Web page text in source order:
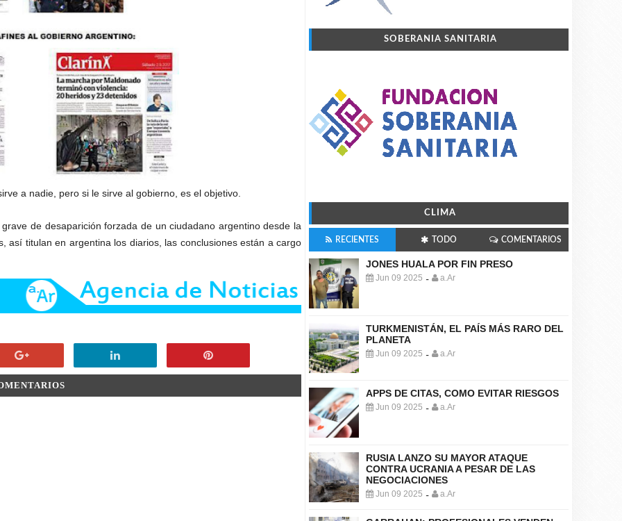
a nadie, pero si le sirve al gobierno, es el objetivo.
de desaparición forzada de un ciudadano argentino desde la
así titulan en argentina los diarios, las conclusiones están a cargo
SOBERANIA SANITARIA
CLIMA
RECIENTES TODO COMENTARIOS
JONES HUALA POR FIN PRESO
Jun 09 2025 - a.Ar
TURKMENISTÁN, EL PAÍS MÁS RARO DEL
PLANETA
Jun 09 2025 - a.Ar
APPS DE CITAS, COMO EVITAR RIESGOS
Jun 09 2025 - a.Ar
RUSIA LANZO SU MAYOR ATAQUE
CONTRA UCRANIA A PESAR DE LAS
NEGOCIACIONES
Jun 09 2025 - a.Ar